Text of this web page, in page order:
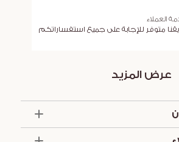
العملاء
متوفر للإجابة على جميع استفساراتكم
عرض المزيد